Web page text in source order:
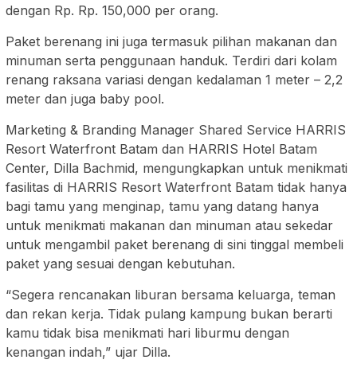
dengan Rp. Rp. 150,000 per orang.
Paket berenang ini juga termasuk pilihan makanan dan
minuman serta penggunaan handuk. Terdiri dari kolam
renang raksana variasi dengan kedalaman 1 meter – 2,2
meter dan juga baby pool.
Marketing & Branding Manager Shared Service HARRIS
Resort Waterfront Batam dan HARRIS Hotel Batam
Center, Dilla Bachmid, mengungkapkan untuk menikmati
fasilitas di HARRIS Resort Waterfront Batam tidak hanya
bagi tamu yang menginap, tamu yang datang hanya
untuk menikmati makanan dan minuman atau sekedar
untuk mengambil paket berenang di sini tinggal membeli
paket yang sesuai dengan kebutuhan.
“Segera rencanakan liburan bersama keluarga, teman
dan rekan kerja. Tidak pulang kampung bukan berarti
kamu tidak bisa menikmati hari liburmu dengan
kenangan indah,” ujar Dilla.